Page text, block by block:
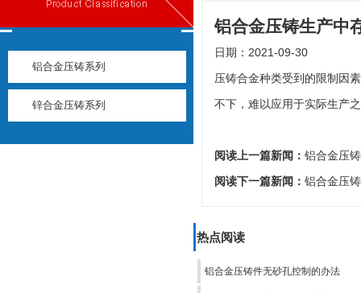
铝合金压铸系列
锌合金压铸系列
铝合金压铸生产中
日期：2021-09-30
压铸合金种类受到的限制因
不下，难以应用于实际生产
阅读上一篇新闻： 铝合金压
阅读下一篇新闻： 铝合金压
热点阅读
铝合金压铸件无砂孔控制的办法